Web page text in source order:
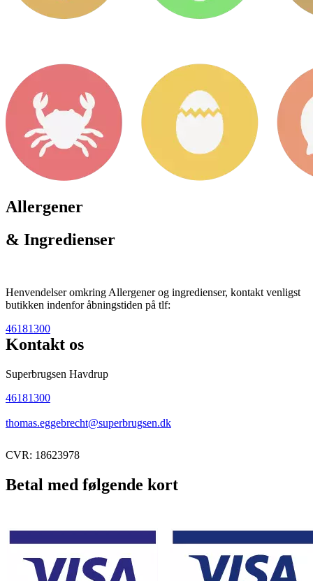
Allergener
& Ingredienser
Henvendelser omkring Allergener og ingredienser, kontakt venligst
butikken indenfor åbningstiden på tlf:
46181300
Kontakt os
Superbrugsen Havdrup
46181300
thomas.eggebrecht@superbrugsen.dk
CVR: 18623978
Betal med følgende kort